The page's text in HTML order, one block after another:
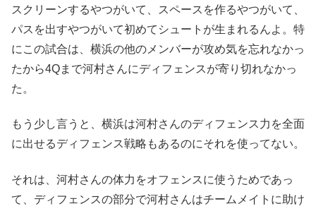
スクリーンするやつがいて、スペースを作るやつがいて、
パスを出すやつがいて初めてシュートが生まれるんよ。特
にこの試合は、横浜の他のメンバーが攻め気を忘れなかっ
たから4Qまで河村さんにディフェンスが寄り切れなかっ
た。
もう少し言うと、横浜は河村さんのディフェンス力を全面
に出せるディフェンス戦略もあるのにそれを使ってない。
それは、河村さんの体力をオフェンスに使うためであっ
て、ディフェンスの部分で河村さんはチームメイトに助け